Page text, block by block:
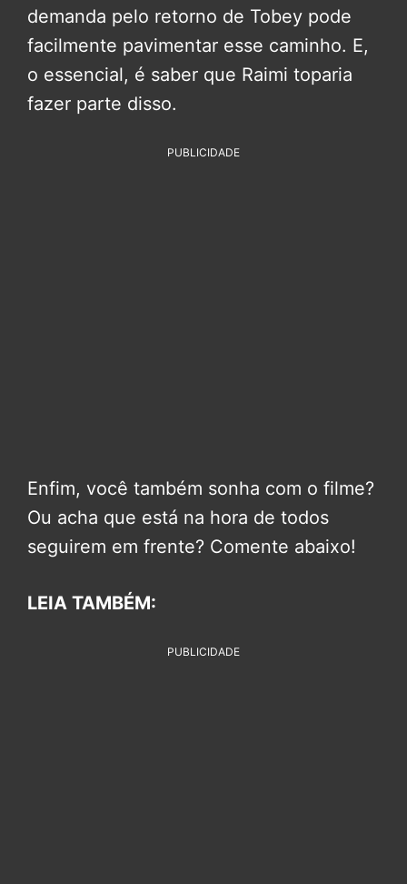
demanda pelo retorno de Tobey pode
facilmente pavimentar esse caminho. E,
o essencial, é saber que Raimi toparia
fazer parte disso.
PUBLICIDADE
Enfim, você também sonha com o filme?
Ou acha que está na hora de todos
seguirem em frente? Comente abaixo!
LEIA TAMBÉM:
PUBLICIDADE